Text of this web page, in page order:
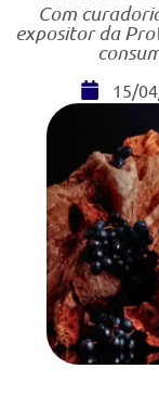
Com
expositor da
15/